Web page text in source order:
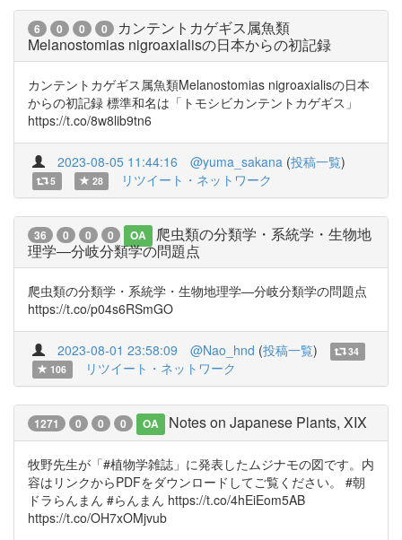
6 0 0 0
カンテントカゲギス属魚類
Melanostomias nigroaxialisの日本からの初記録
カンテントカゲギス属魚類Melanostomias nigroaxialisの日本
からの初記録 標準和名は「トモシビカンテントカゲギス」
https://t.co/8w8lib9tn6
2023-08-05 11:44:16 @yuma_sakana (投稿一覧)
5 28 リツイート・ネットワーク
36 0 0 0 OA
爬虫類の分類学・系統学・生物地
理学―分岐分類学の問題点
爬虫類の分類学・系統学・生物地理学―分岐分類学の問題点
https://t.co/p04s6RSmGO
2023-08-01 23:58:09 @Nao_hnd (投稿一覧)
34
106
リツイート・ネットワーク
1271 0 0 0 OA Notes on Japanese Plants, XIX
牧野先生が「#植物学雑誌」に発表したムジナモの図です。内
容はリンクからPDFをダウンロードしてご覧ください。 #朝
ドラらんまん #らんまん https://t.co/4hEiEom5AB
https://t.co/OH7xOMjvub